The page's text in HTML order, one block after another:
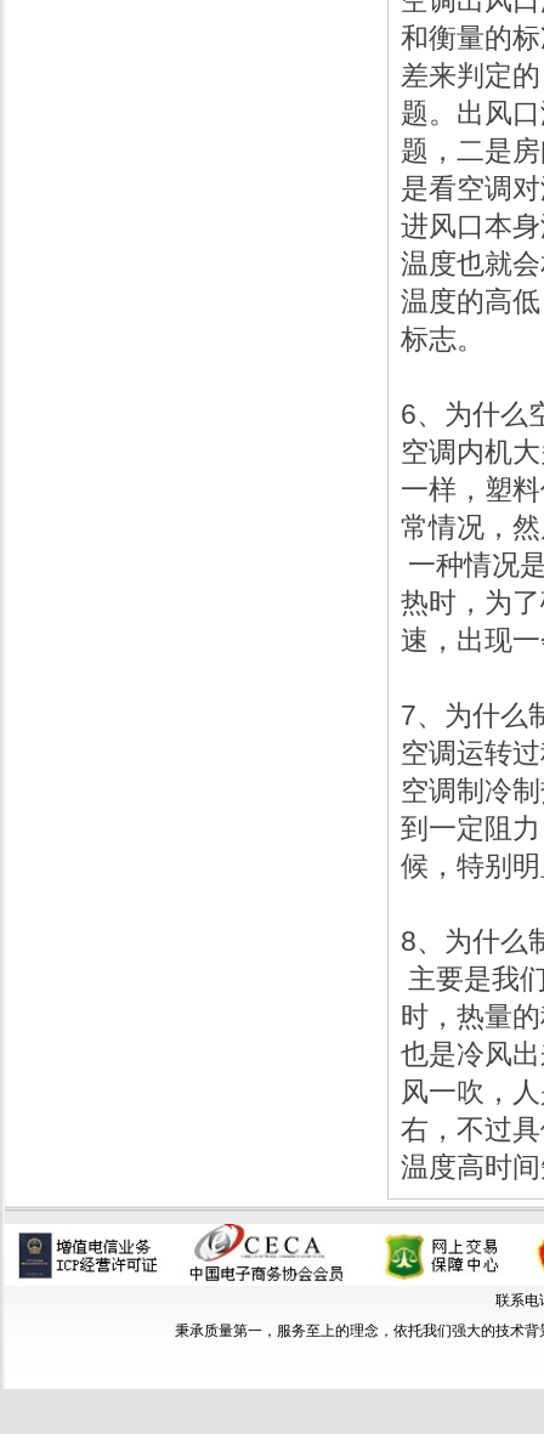
和衡量的
差来判定
题。出风
题，二是
是看空调
进风口本
温度也就
温度的高
标志。
6、为什
空调内机
一样，塑
常情况，
一种情况
热时，为
速，出现
7、为什么
空调运转
空调制冷
到一定阻
候，特别
8、为什
主要是我
时，热量
也是冷风
风一吹，
右，不过
温度高时
联系电
秉承质量第一，服务至上的理念，依托我们强大的技术